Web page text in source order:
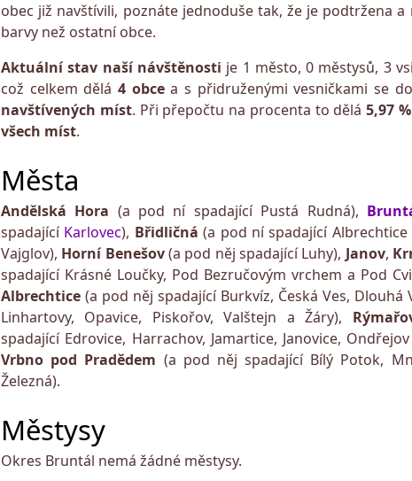
obec již navštívili, poznáte jednoduše tak, že je podtržena
barvy než ostatní obce.
Aktuální stav naší návštěnosti je 1 město, 0 městysů, 3
což celkem dělá 4 obcea s přidruženými vesničkami se
navštívených míst. Při přepočtu na procenta to dělá5,97
všech míst.
Města
Andělská Hora (a pod ní spadající Pustá Rudná),
spadající Karlovec), Břidličná(a pod ní spadající Albrechtice
Vajglov), Horní Benešov(a pod něj spadající Luhy), Janov,
spadající Krásné Loučky, Pod Bezručovým vrchem a Pod
Albrechtice (a pod něj spadající Burkvíz, Česká Ves, Dlouhá
Linhartovy, Opavice, Piskořov, Valštejn a Žáry),
spadající Edrovice, Harrachov, Jamartice, Janovice,
Vrbno pod Pradědem (a pod něj spadající Bílý Potok,
Železná).
Městysy
Okres Bruntál nemá žádné městysy.